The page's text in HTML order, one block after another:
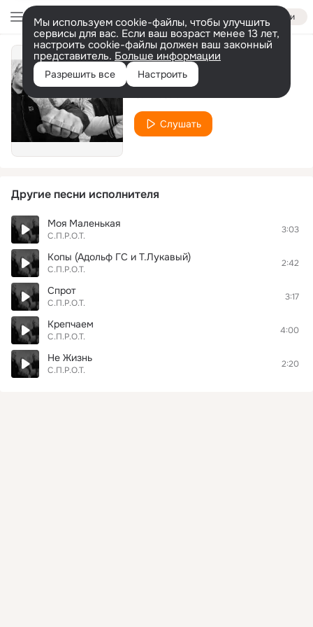
Войти
Мы используем cookie-файлы, чтобы улучшить
сервисы для вас. Если ваш возраст менее 13 лет,
настроить cookie-файлы должен ваш законный
представитель. Больше информации
Разрешить все Настроить
Ты мне нужна
Слушать
Другие песни исполнителя
Моя Маленькая
С.П.Р.О.Т.
3:03
Копы (Адольф ГС и Т.Лукавый)
С.П.Р.О.Т.
2:42
Спрот
С.П.Р.О.Т.
3:17
Крепчаем
С.П.Р.О.Т.
4:00
Не Жизнь
С.П.Р.О.Т.
2:20